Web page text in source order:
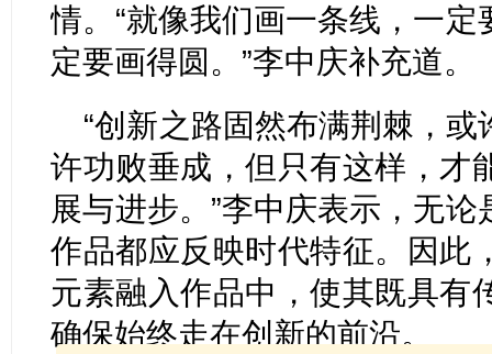
情。“就像我们画一条线，一
定要画得圆。”李中庆补充道。
“创新之路固然布满荆棘，
许功败垂成，但只有这样，才
展与进步。”李中庆表示，无
作品都应反映时代特征。因此
元素融入作品中，使其既具有
确保始终走在创新的前沿。